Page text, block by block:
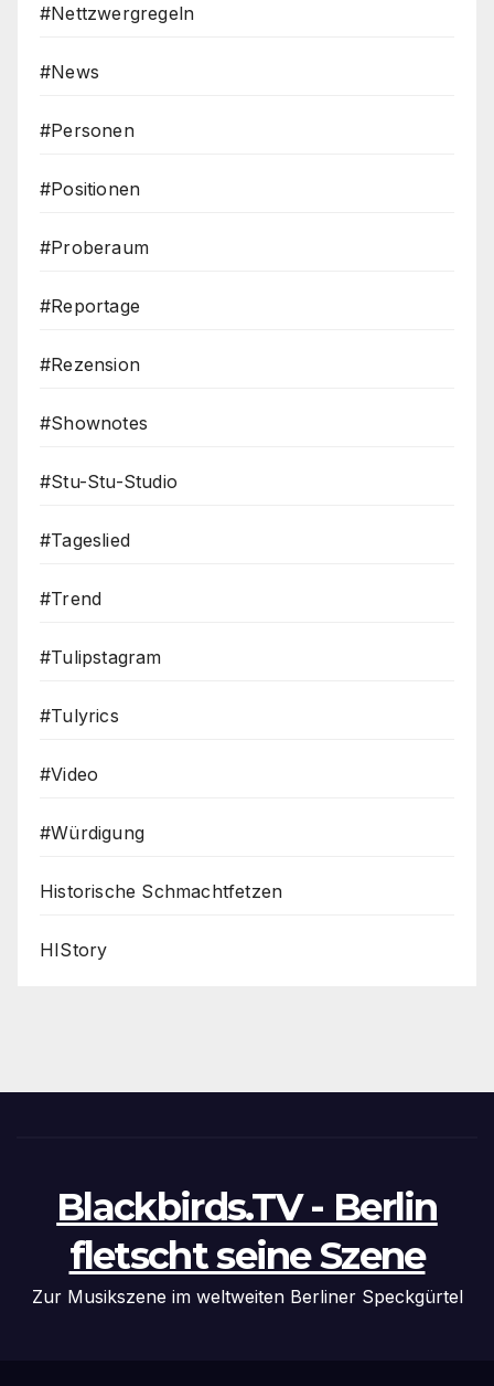
#Nettzwergregeln
#News
#Personen
#Positionen
#Proberaum
#Reportage
#Rezension
#Shownotes
#Stu-Stu-Studio
#Tageslied
#Trend
#Tulipstagram
#Tulyrics
#Video
#Würdigung
Historische Schmachtfetzen
HIStory
Blackbirds.TV - Berlin
fletscht seine Szene
Zur Musikszene im weltweiten Berliner Speckgürtel